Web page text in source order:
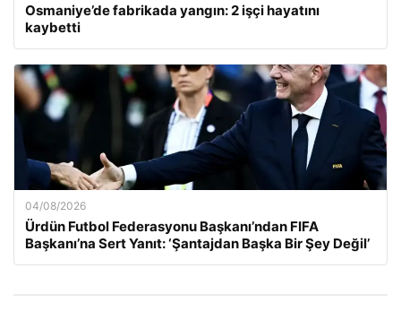
Osmaniye’de fabrikada yangın: 2 işçi hayatını
kaybetti
04/08/2026
Ürdün Futbol Federasyonu Başkanı’ndan FIFA
Başkanı’na Sert Yanıt: ‘Şantajdan Başka Bir Şey Değil’